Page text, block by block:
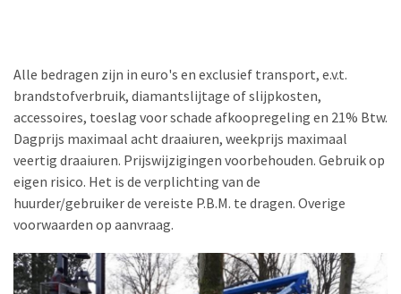
Alle bedragen zijn in euro's en exclusief transport, e.v.t.
brandstofverbruik, diamantslijtage of slijpkosten,
accessoires, toeslag voor schade afkoopregeling en 21% Btw.
Dagprijs maximaal acht draaiuren, weekprijs maximaal
veertig draaiuren. Prijswijzigingen voorbehouden. Gebruik op
eigen risico. Het is de verplichting van de
huurder/gebruiker de vereiste P.B.M. te dragen. Overige
voorwaarden op aanvraag.